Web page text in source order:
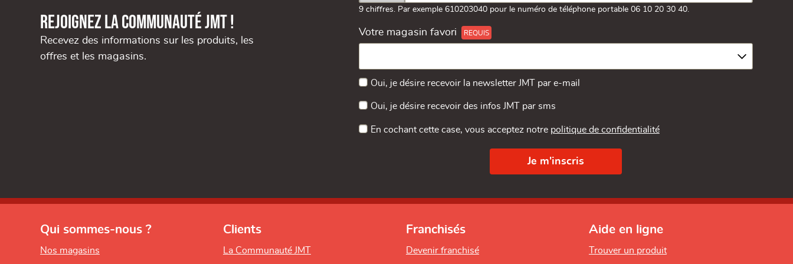
Rejoignez la communauté JMT !
Recevez des informations sur les produits, les
offres et les magasins.
9 chiffres. Par exemple 610203040 pour le numéro de téléphone portable 06 10 20 30 40.
Votre magasin favori
Oui, je désire recevoir la newsletter JMT par e-mail
Oui, je désire recevoir des infos JMT par sms
En cochant cette case, vous acceptez notre politique de confidentialité
Qui sommes-nous ?
Nos magasins
Clients
La Communauté JMT
Franchisés
Devenir franchisé
Aide en ligne
Trouver un produit